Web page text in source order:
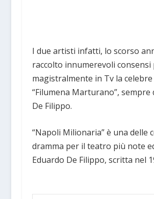
I due artisti infatti, lo scorso
raccolto innumerevoli
magistralmente in Tv la
“Filumena Marturano”, sempre
De Filippo.
“Napoli Milionaria” è una delle
dramma per il teatro più note
Eduardo De Filippo, scritta nel